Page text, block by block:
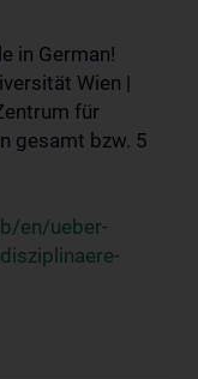
in German!
Wien |
für
gesamt bzw. 5
en/ueber-